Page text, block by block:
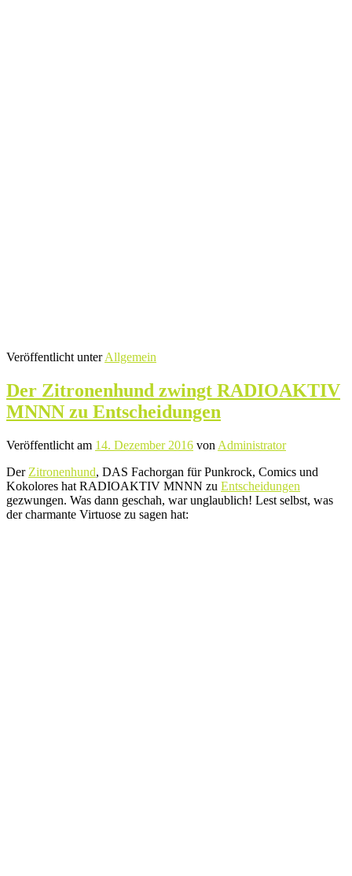
Veröffentlicht unter Allgemein
Der Zitronenhund zwingt RADIOAKTIV
MNNN zu Entscheidungen
Veröffentlicht am 14. Dezember 2016 von Administrator
Der Zitronenhund, DAS Fachorgan für Punkrock, Comics und
Kokolores hat RADIOAKTIV MNNN zu Entscheidungen
gezwungen. Was dann geschah, war unglaublich! Lest selbst, was
der charmante Virtuose zu sagen hat: